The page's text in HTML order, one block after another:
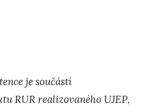
je součástí
RUR realizovaného UJEP,